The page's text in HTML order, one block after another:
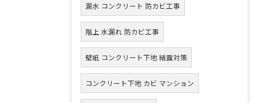
漏水 コンクリート 防カビ工事
階上 水漏れ 防カビ工事
壁紙 コンクリート下地 結露対策
コンクリート下地 カビ マンション